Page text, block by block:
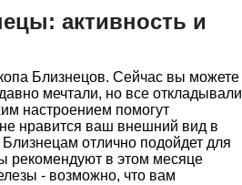
активность и
Близнецов. Сейчас вы можете
мечтали, но все откладывали
настроением помогут
нравится ваш внешний вид в
отлично подойдет для
рекомендуют в этом месяце
- возможно, что вам